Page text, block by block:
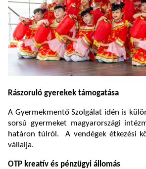
Rászoruló gyerekek támogatása
A Gyermekmentő Szolgálat idén is
sorsú gyermeket magyarországi
határon túlról. A vendégek étkezési
vállalja.
OTP kreatív és pénzügyi állomás